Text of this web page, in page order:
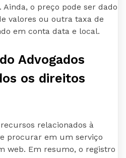
o preço pode ser dado
valores ou outra taxa de
em conta data e local.
Advogados
os direitos
relacionados à
procurar em um serviço
web. Em resumo, o registro